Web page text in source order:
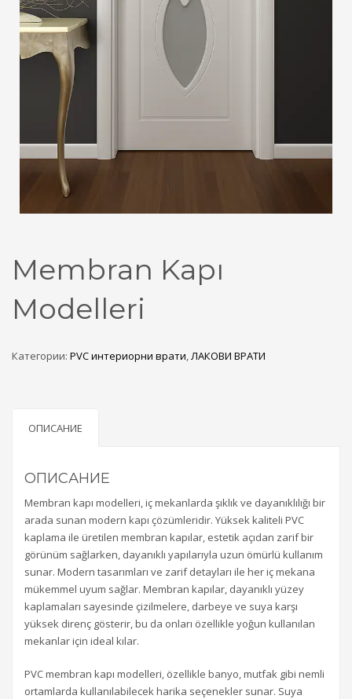
Membran Kapı
Modelleri
Категории: PVC интериорни врати,ЛАКОВИ ВРАТИ
ОПИСАНИЕ
ОПИСАНИЕ
Membran kapı modelleri, iç mekanlarda şıklık ve dayanıklılığı bir
arada sunan modern kapı çözümleridir. Yüksek kaliteli PVC
kaplama ile üretilen membran kapılar, estetik açıdan zarif bir
görünüm sağlarken, dayanıklı yapılarıyla uzun ömürlü kullanım
sunar. Modern tasarımları ve zarif detayları ile her iç mekana
mükemmel uyum sağlar. Membran kapılar, dayanıklı yüzey
kaplamaları sayesinde çizilmelere, darbeye ve suya karşı
yüksek direnç gösterir, bu da onları özellikle yoğun kullanılan
mekanlar için ideal kılar.
PVC membran kapı modelleri, özellikle banyo, mutfak gibi nemli
ortamlarda kullanılabilecek harika seçenekler sunar. Suya